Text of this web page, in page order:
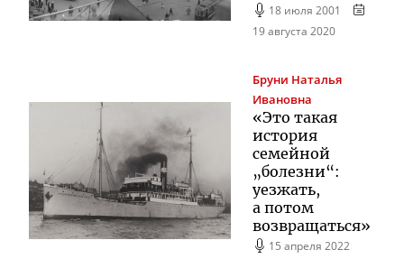
18 июля 2001
19 августа 2020
Бруни Наталья
Ивановна
«Это такая
история
семейной
„болезни“:
уезжать,
а потом
возвращаться»
15 апреля 2022